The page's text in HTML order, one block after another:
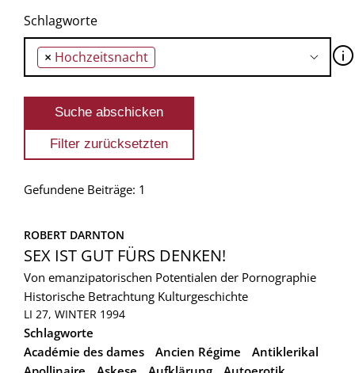
Schlagworte
× Hochzeitsnacht 🛈
Gefundene Beiträge: 1
ROBERT DARNTON
SEX IST GUT FÜRS DENKEN!
Von emanzipatorischen Potentialen der Pornographie
Historische Betrachtung Kulturgeschichte
LI 27, WINTER 1994
Schlagworte
Académie des dames
Ancien Régime
Antiklerikal